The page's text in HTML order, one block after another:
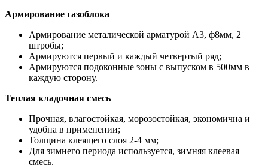
Армирование газоблока
Армирование металической арматурой А3, ф8мм, 2
штробы;
Армируются первый и каждый четвертый ряд;
Армируются подоконные зоны с выпуском в 500мм в
каждую сторону.
Теплая кладочная смесь
Прочная, влагостойкая, морозостойкая, экономична и
удобна в применении;
Толщина клеящего слоя 2-4 мм;
Для зимнего периода используется, зимняя клеевая
смесь.